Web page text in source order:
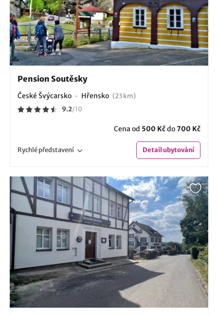
Pension Soutěsky
České Švýcarsko Hřensko (23 km)
9.2/10
Cena od 500 Kčdo700 Kč
Rychlépředstavení Detailubytování